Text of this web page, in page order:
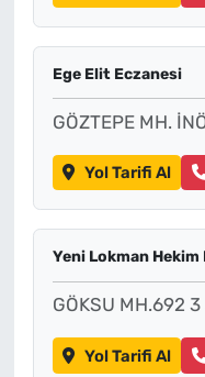
Ege Elit Eczanesi
GÖZTEPE MH.
Yol Tarifi Al
Yeni Lokman Hekim
GÖKSU MH.692
Yol Tarifi Al